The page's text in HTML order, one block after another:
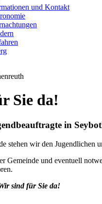
und Kontakt
Sie da!
in
stehen wir den Jugendlichen
Gemeinde und eventuell
sind für Sie da!